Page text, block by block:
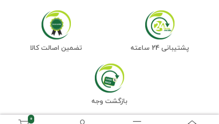
0
پشتیبانی 24 ساعته تضمین اصالت کالا
بازگشت وجه